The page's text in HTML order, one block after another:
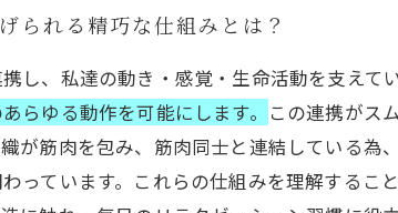
られる精巧な仕組みとは？
し、私達の動き・感覚・生命活動を支えて
らゆる動作を可能にします。 この連携がス
が筋肉を包み、筋肉同士と連結している
っています。これらの仕組みを理解する